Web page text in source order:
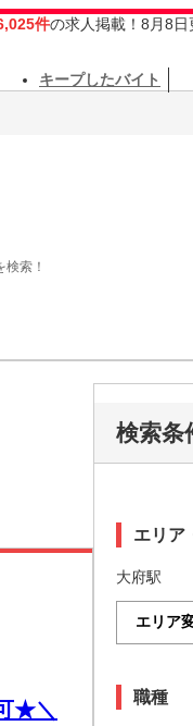
件の求人掲載！8月8日
キープしたバイト
索！
★＼
検索条
エリア
大府駅
エリア
職種